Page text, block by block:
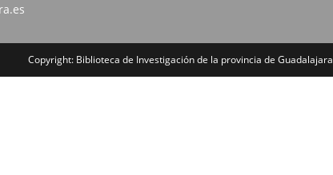
Copyright: Biblioteca de Investigación de la provincia de Guadalajara